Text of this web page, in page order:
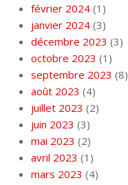
février 2024 (1)
janvier 2024 (3)
décembre 2023 (3)
octobre 2023 (1)
septembre 2023 (8)
août 2023 (4)
juillet 2023 (2)
juin 2023 (3)
mai 2023 (2)
avril 2023 (1)
mars 2023 (4)